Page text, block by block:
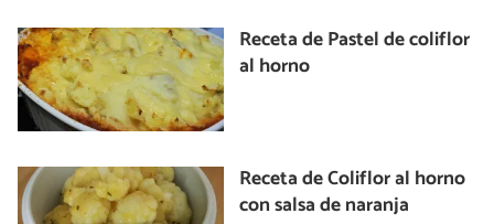
Receta de Pastel de coliflor
al horno
Receta de Coliflor al horno
con salsa de naranja